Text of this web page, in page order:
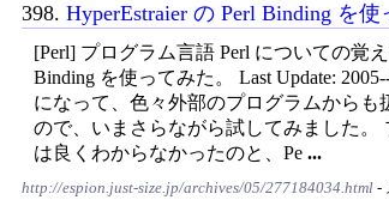
398. HyperEstraier の Perl Binding を使
[Perl] プログラム言語 Perl についての覚
Binding を使ってみた。 Last Update:
になって、色々外部のプログラムからも
ので、いまさらながら試してみました。
は良くわからなかったのと、Pe ...
http://espion.just-size.jp/archives/05/277184034.html -